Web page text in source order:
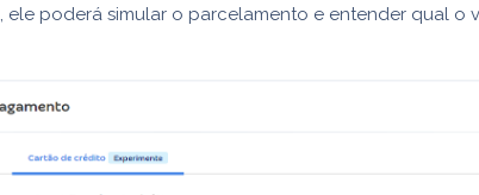
, ele poderá simular o parcelamento e entender qual o